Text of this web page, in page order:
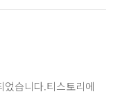
습니다.티스토리에